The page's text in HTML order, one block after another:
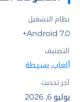
نظام التشغيل
Android 7.0+
التصنيف
ألعاب, بسيطة
آخر تحديث
يوليو 6, 2026